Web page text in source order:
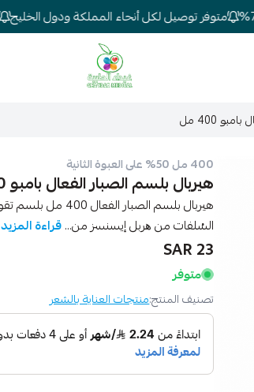
متوفر توصيل لكل أنحاء المملكة ودول الخليج
شركة غيداء المتطورة الطبية
400 مل
400 مل 50% على العبوة الثانية
هيربال بلسم الصبار الفعال بامبو 400 مل
هيربال بلسم
السُلفات من ھربل إیسنسز من...قراءة المزيد
23 SAR
متوفر
تصنيف المنتج:منتجات العناية بالشعر